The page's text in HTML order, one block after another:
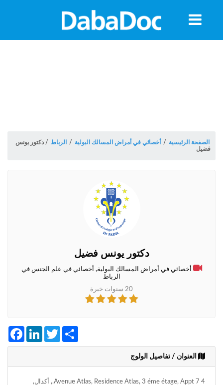
الصفحة الرئيسية / أخصائي في أمراض المسالك البولية / الرباط / دكتور يونس
فضيل
دكتور يونس فضيل
أخصائي في أمراض المسالك البولية, أخصائي في علم الجنس في
الرباط
20 سنوات خبرة
LinkedInTwitter Share
العنوان / تفاصيل الولوج
4 Avenue Atlas, Residence Atlas, 3 éme étage, Appt 7., أكدال,
معلومات
المواعيد"
فأنت
تقر
بأنك